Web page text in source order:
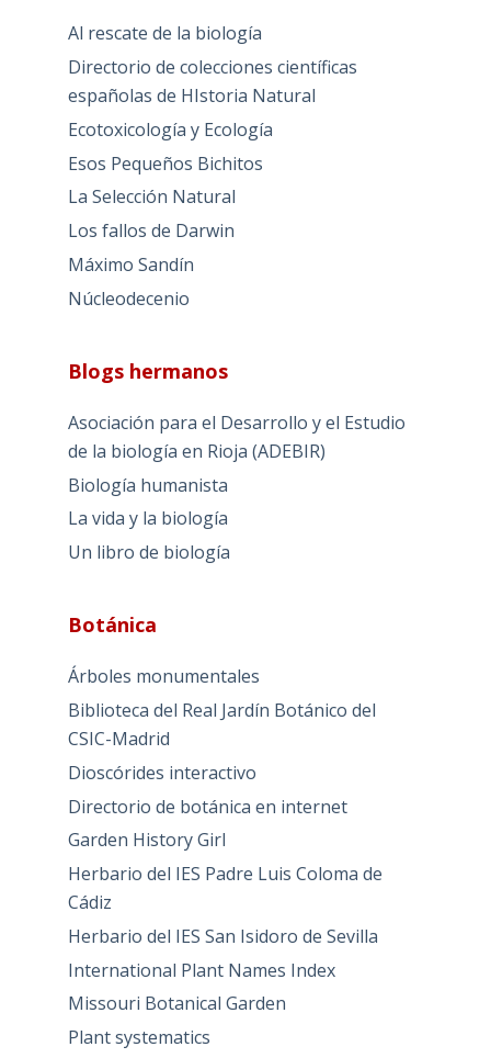
Al rescate de la biología
Directorio de colecciones científicas
españolas de HIstoria Natural
Ecotoxicología y Ecología
Esos Pequeños Bichitos
La Selección Natural
Los fallos de Darwin
Máximo Sandín
Núcleodecenio
Blogs hermanos
Asociación para el Desarrollo y el Estudio
de la biología en Rioja (ADEBIR)
Biología humanista
La vida y la biología
Un libro de biología
Botánica
Árboles monumentales
Biblioteca del Real Jardín Botánico del
CSIC-Madrid
Dioscórides interactivo
Directorio de botánica en internet
Garden History Girl
Herbario del IES Padre Luis Coloma de
Cádiz
Herbario del IES San Isidoro de Sevilla
International Plant Names Index
Missouri Botanical Garden
Plant systematics